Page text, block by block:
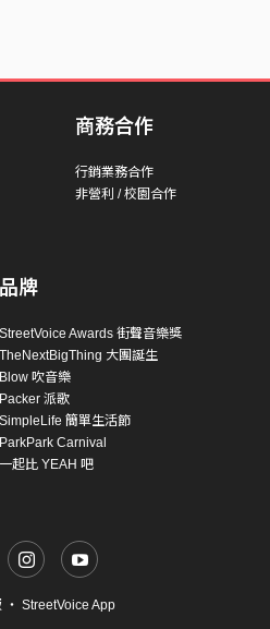
商務合作
行銷業務合作
非營利 / 校園合作
品牌
StreetVoice Awards 街聲音樂獎
TheNextBigThing 大團誕生
Blow 吹音樂
Packer 派歌
SimpleLife 簡單生活節
ParkPark Carnival
一起比 YEAH 吧
・ StreetVoice App